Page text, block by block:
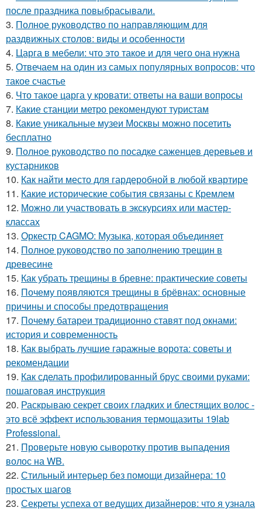
после праздника повыбрасывали.
3. Полное руководство по направляющим для
раздвижных столов: виды и особенности
4. Царга в мебели: что это такое и для чего она нужна
5. Отвечаем на один из самых популярных вопросов: что
такое счастье
6. Что такое царга у кровати: ответы на ваши вопросы
7. Какие станции метро рекомендуют туристам
8. Какие уникальные музеи Москвы можно посетить
бесплатно
9. Полное руководство по посадке саженцев деревьев и
кустарников
10. Как найти место для гардеробной в любой квартире
11. Какие исторические события связаны с Кремлем
12. Можно ли участвовать в экскурсиях или мастер-
классах
13. Оркестр CAGMO: Музыка, которая объединяет
14. Полное руководство по заполнению трещин в
древесине
15. Как убрать трещины в бревне: практические советы
16. Почему появляются трещины в брёвнах: основные
причины и способы предотвращения
17. Почему батареи традиционно ставят под окнами:
история и современность
18. Как выбрать лучшие гаражные ворота: советы и
рекомендации
19. Как сделать профилированный брус своими руками:
пошаговая инструкция
20. Раскрываю секрет своих гладких и блестящих волос -
это всё эффект использования термощазиты 19lab
Professional.
21. Проверьте новую сыворотку против выпадения
волос на WB.
22. Стильный интерьер без помощи дизайнера: 10
простых шагов
23. Секреты успеха от ведущих дизайнеров: что я узнала